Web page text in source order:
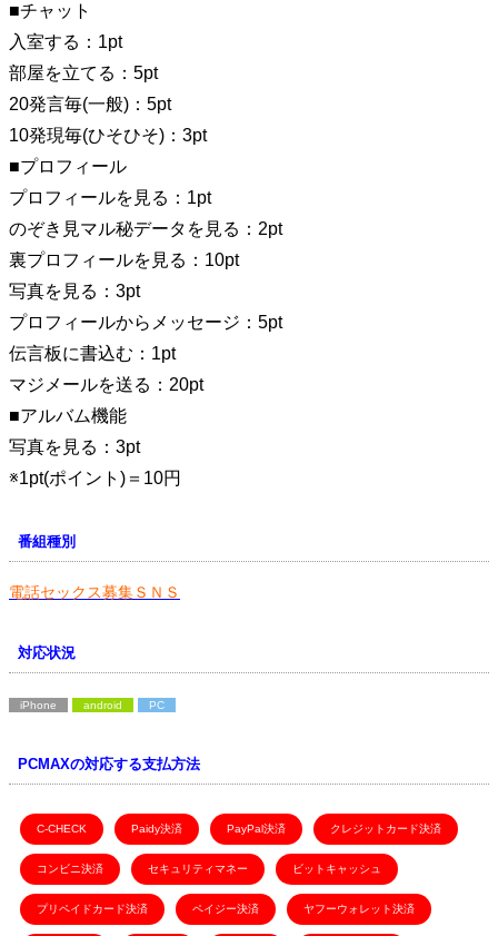
■チャット
入室する：1pt
部屋を立てる：5pt
20発言毎(一般)：5pt
10発現毎(ひそひそ)：3pt
■プロフィール
プロフィールを見る：1pt
のぞき見マル秘データを見る：2pt
裏プロフィールを見る：10pt
写真を見る：3pt
プロフィールからメッセージ：5pt
伝言板に書込む：1pt
マジメールを送る：20pt
■アルバム機能
写真を見る：3pt
※1pt(ポイント)＝10円
番組種別
電話セックス募集ＳＮＳ
対応状況
iPhone android PC
PCMAXの対応する支払方法
C-CHECK Paidy決済 PayPal決済 クレジットカード決済
コンビニ決済 セキュリティマネー ビットキャッシュ
プリペイドカード決済 ペイジー決済 ヤフーウォレット決済